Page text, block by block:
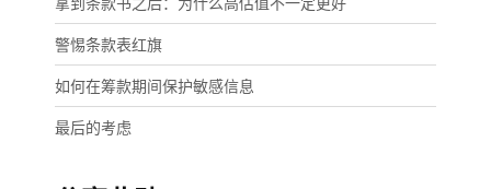
警惕条款表红旗
如何在筹款期间保护敏感信息
最后的考虑